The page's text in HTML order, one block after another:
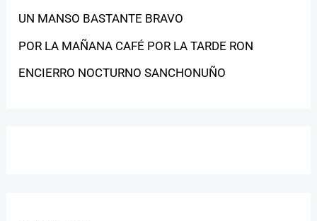
UN MANSO BASTANTE BRAVO
POR LA MAÑANA CAFÉ POR LA TARDE RON
ENCIERRO NOCTURNO SANCHONUÑO